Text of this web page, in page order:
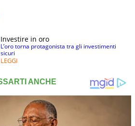
Investire in oro
L’oro torna protagonista tra gli investimenti
sicuri
LEGGI